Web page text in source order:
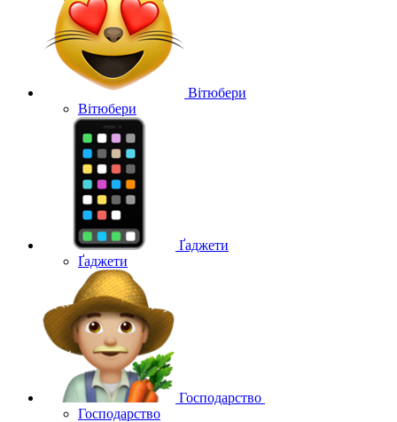
Вітюбери
Вітюбери
Ґаджети
Ґаджети
Господарство
Господарство